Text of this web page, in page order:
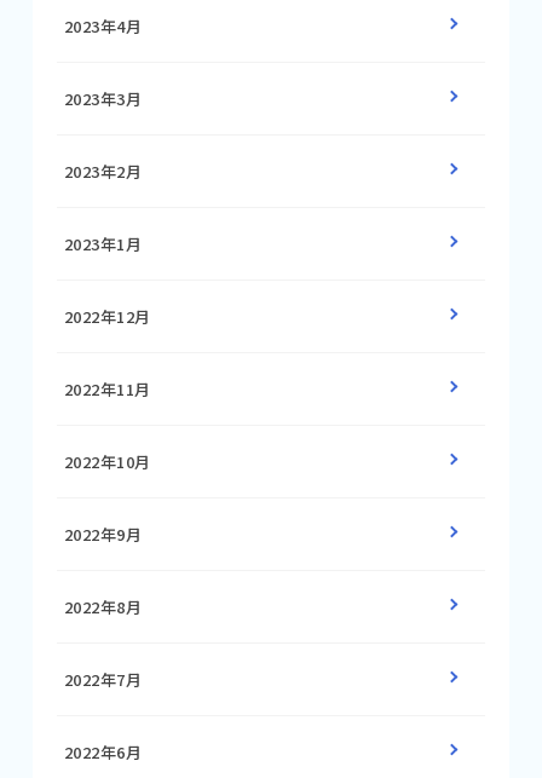
2023年4月
2023年3月
2023年2月
2023年1月
2022年12月
2022年11月
2022年10月
2022年9月
2022年8月
2022年7月
2022年6月